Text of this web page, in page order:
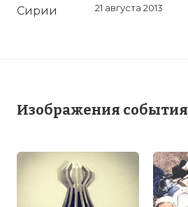
21 августа 2013
Изображения события